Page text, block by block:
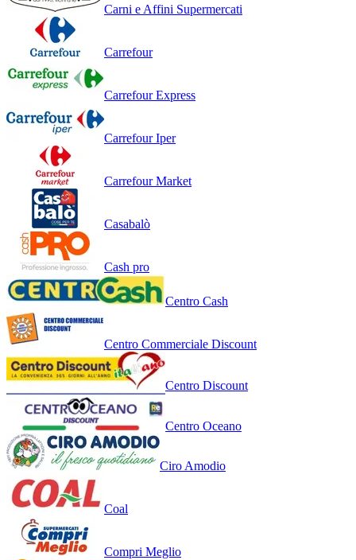
Carni e Affini Supermercati
Carrefour
Carrefour Express
Carrefour Iper
Carrefour Market
Casabalò
Cash pro
Centro Cash
Centro Commerciale Discount
Centro Discount
Centro Oceano
Ciro Amodio
Coal
Compri Meglio